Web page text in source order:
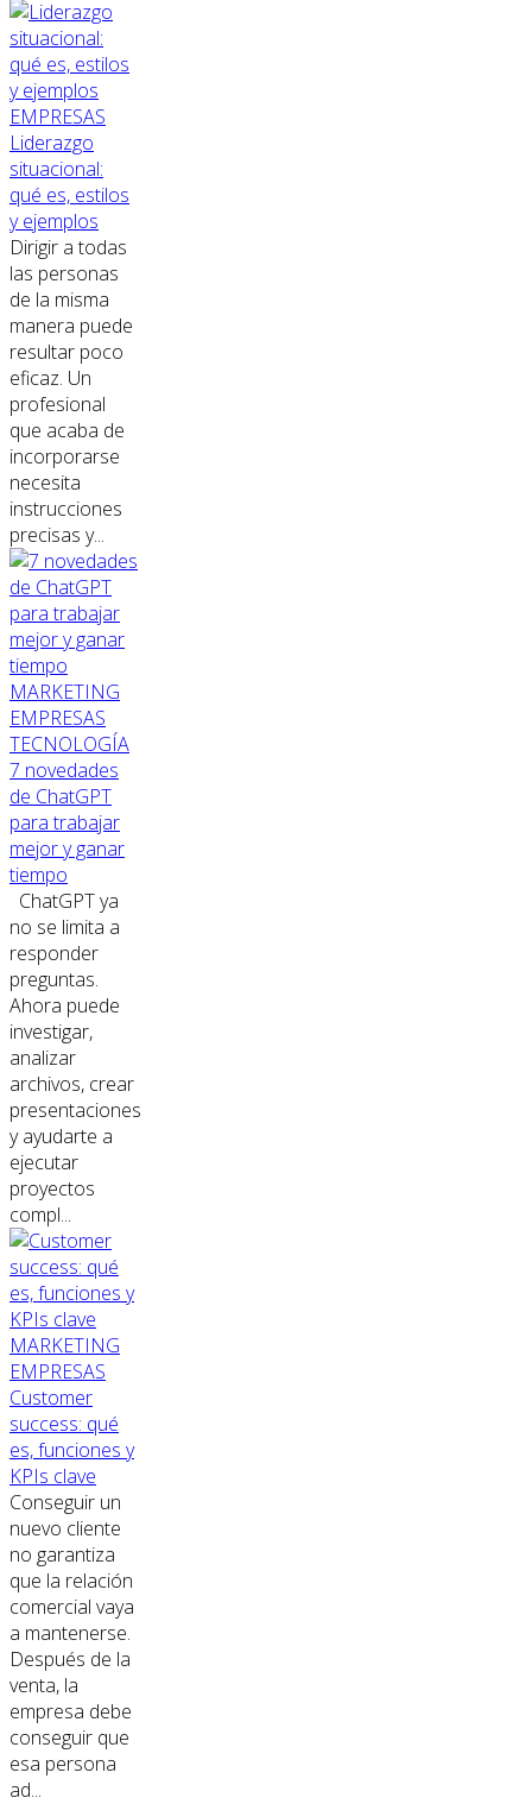
EMPRESAS
Liderazgo
situacional:
qué es, estilos
y ejemplos
Dirigir a todas
las personas
de la misma
manera puede
resultar poco
eficaz. Un
profesional
que acaba de
incorporarse
necesita
instrucciones
precisas y...
MARKETING
EMPRESAS
TECNOLOGÍA
7 novedades
de ChatGPT
para trabajar
mejor y ganar
tiempo
ChatGPT ya
no se limita a
responder
preguntas.
Ahora puede
investigar,
analizar
archivos, crear
presentaciones
y ayudarte a
ejecutar
proyectos
compl...
MARKETING
EMPRESAS
Customer
success: qué
es, funciones y
KPIs clave
Conseguir un
nuevo cliente
no garantiza
que la relación
comercial vaya
a mantenerse.
Después de la
venta, la
empresa debe
conseguir que
esa persona
ad...